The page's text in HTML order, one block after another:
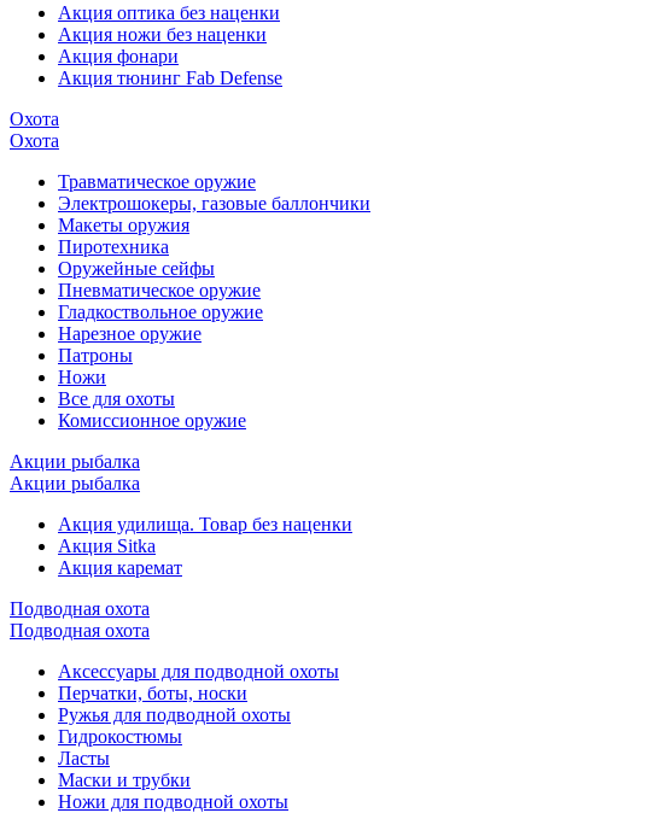
Акция оптика без наценки
Акция ножи без наценки
Акция фонари
Акция тюнинг Fab Defense
Охота
Охота
Травматическое оружие
Электрошокеры, газовые баллончики
Макеты оружия
Пиротехника
Оружейные сейфы
Пневматическое оружие
Гладкоствольное оружие
Нарезное оружие
Патроны
Ножи
Все для охоты
Комиссионное оружие
Акции рыбалка
Акции рыбалка
Акция удилища. Товар без наценки
Акция Sitka
Акция каремат
Подводная охота
Подводная охота
Аксессуары для подводной охоты
Перчатки, боты, носки
Ружья для подводной охоты
Гидрокостюмы
Ласты
Маски и трубки
Ножи для подводной охоты